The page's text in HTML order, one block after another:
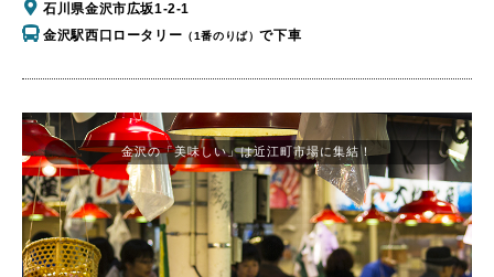
石川県金沢市広坂1-2-1
金沢駅西口ロータリー （1番のりば）で下車
金沢の「美味しい」は近江町市場に集結！